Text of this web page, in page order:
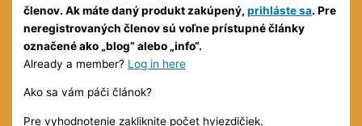
členov. Ak máte daný produkt zakúpený,prihláste sa. Pre
neregistrovaných členov sú voľne prístupné články
označené ako „blog“ alebo „info“.
Already a member? Log in here
Ako sa vám páči článok?
Pre vyhodnotenie zakliknite počet hviezdičiek.